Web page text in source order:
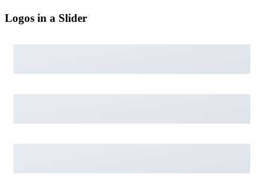
Logos in a Slider